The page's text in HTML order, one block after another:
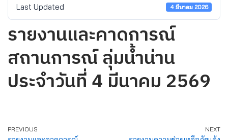
Last Updated 4 มีนาคม 2026
รายงานและคาดการณ์
สถานการณ์ ลุ่มน้ำน่าน
ประจำวันที่ 4 มีนาคม 2569
PREVIOUS NEXT